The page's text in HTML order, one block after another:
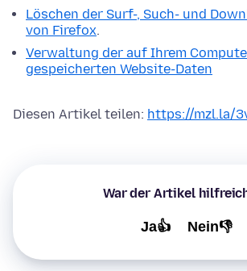
Löschen der Surf-, Such- und
von Firefox.
Verwaltung der auf Ihrem
gespeicherten Website-Daten
Diesen Artikel teilen: https://mzl.la/
War der Artikel
Ja👍 Nein👎